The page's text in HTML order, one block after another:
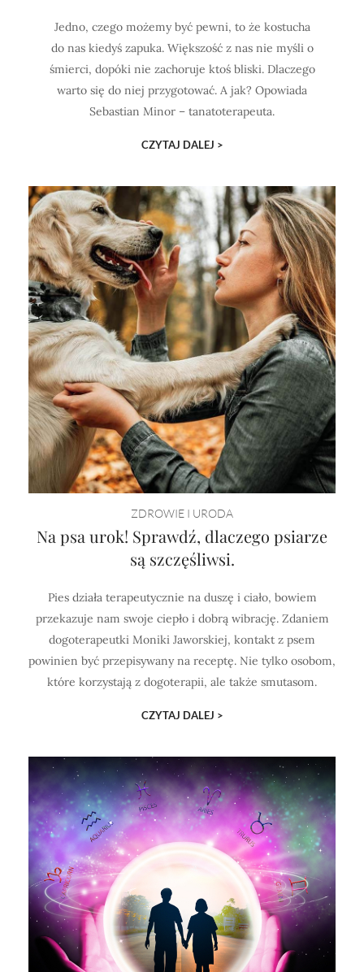
Jedno, czego możemy być pewni, to że kostucha
do nas kiedyś zapuka. Większość z nas nie myśli o
śmierci, dopóki nie zachoruje ktoś bliski. Dlaczego
warto się do niej przygotować. A jak? Opowiada
Sebastian Minor – tanatoterapeuta.
CZYTAJ DALEJ >
PAMIĘTAJ!
ZDROWIE I URODA
Na psa urok! Sprawdź, dlaczego psiarze
są szczęśliwsi.
Pies działa terapeutycznie na duszę i ciało, bowiem
przekazuje nam swoje ciepło i dobrą wibrację. Zdaniem
dogoterapeutki Moniki Jaworskiej, kontakt z psem
powinien być przepisywany na receptę. Nie tylko osobom,
które korzystają z dogoterapii, ale także smutasom.
CZYTAJ DALEJ >
ODKRYJ!